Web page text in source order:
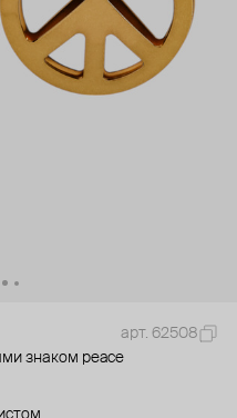
арт. 62508
знаком peace